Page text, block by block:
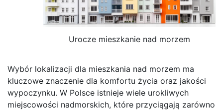
Urocze mieszkanie nad morzem
Wybór lokalizacji dla mieszkania nad morzem ma
kluczowe znaczenie dla komfortu życia oraz jakości
wypoczynku. W Polsce istnieje wiele urokliwych
miejscowości nadmorskich, które przyciągają zarówno